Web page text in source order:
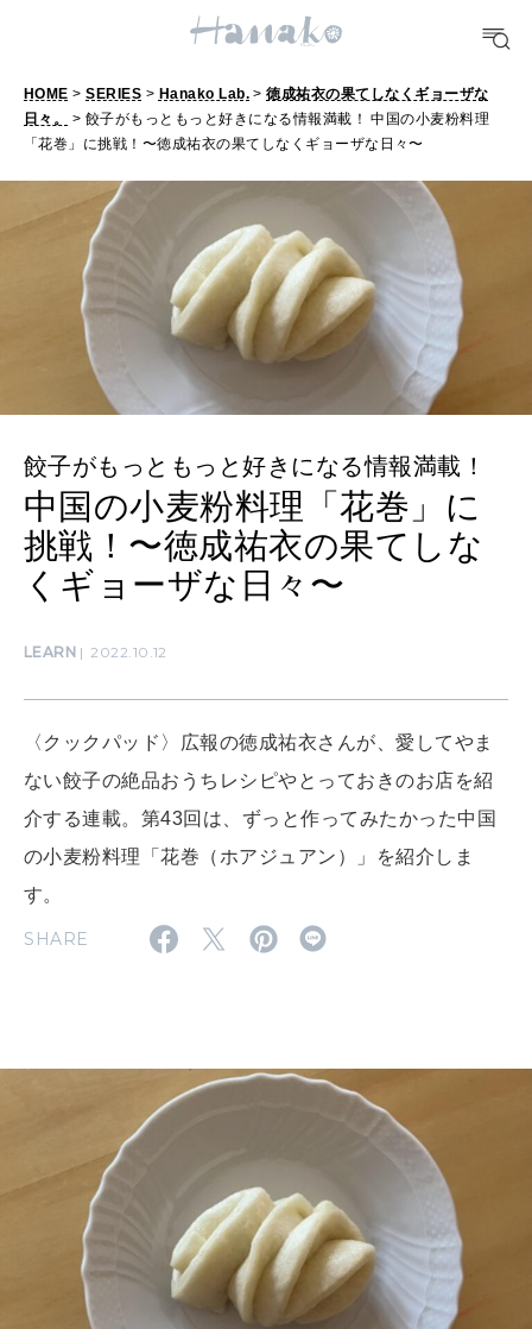
FOOD
TRAVEL
FORTUNE
明日のわたし
[12星座別] Weekly Holoscope
[12星座別] Monthly Love Holoscope
女神まり愛のタロットメッセージ
算命学がわかる今月のあなた
LEARN
知る、考える
SUSTAINABLE
CULTURE
2026年9月号「北海道 おいしく遊ぶ、夏のご褒美旅。」
2026年8月号『お茶の時間です。』
2026年7月号「鎌倉 ローカルが 教えてくれた 本当の歩き方。」
MAGAZINE MOOK
HOME >SERIES > Hanako Lab. >徳成祐衣の果てしなくギョーザな
日々。
> 餃子がもっともっと好きになる情報満載！ 中国の小麦粉料理
「花巻」に挑戦！〜徳成祐衣の果てしなくギョーザな日々〜
餃子がもっともっと好きになる情報満載！
中国の小麦粉料理「花巻」に
挑戦！〜徳成祐衣の果てしな
くギョーザな日々〜
LEARN 2022.10.12
〈クックパッド〉広報の徳成祐衣さんが、愛してやま
ない餃子の絶品おうちレシピやとっておきのお店を紹
介する連載。第43回は、ずっと作ってみたかった中国
の小麦粉料理「花巻（ホアジュアン）」を紹介しま
す。
SHARE